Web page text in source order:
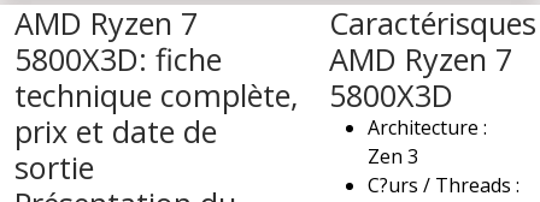
AMD Ryzen 7
5800X3D: fiche
technique complète,
prix et date de
sortie
Caractérisques
AMD Ryzen 7
5800X3D
Architecture :
Zen 3
C?urs / Threads :